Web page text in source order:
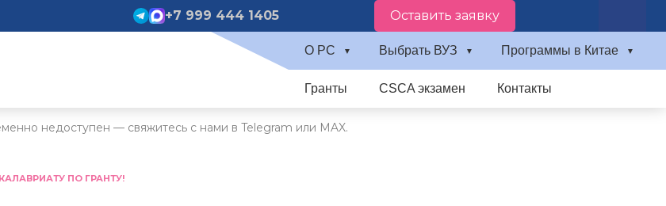
+7 999 444 1405 Оставить заявку
О PC Выбрать ВУЗ Программы в Китае
Гранты CSCA экзамен Контакты
недоступен — свяжитесь с нами в Telegram или MAX.
ПО ГРАНТУ!